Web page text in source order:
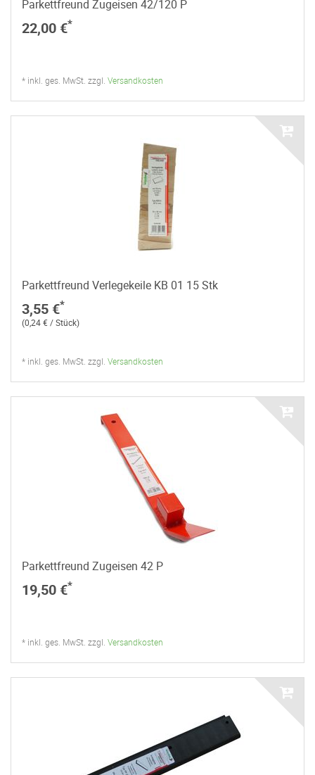
Parkettfreund Zugeisen 42/120 P
22,00 €*
* inkl. ges. MwSt. zzgl. Versandkosten
Parkettfreund Verlegekeile KB 01 15 Stk
3,55 €*
(0,24 € / Stück)
* inkl. ges. MwSt. zzgl. Versandkosten
Parkettfreund Zugeisen 42 P
19,50 €*
* inkl. ges. MwSt. zzgl. Versandkosten